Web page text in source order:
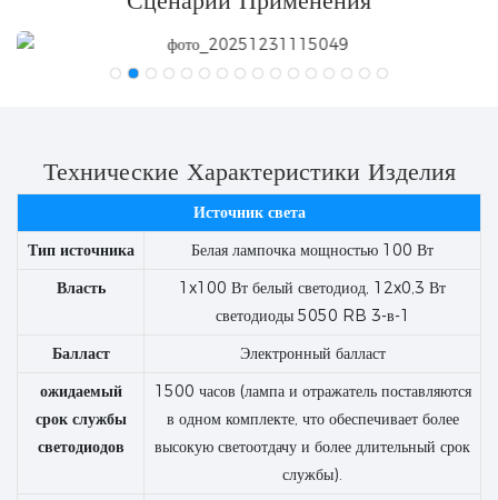
Технические Характеристики Изделия
Источник света
Тип источника
Белая лампочка мощностью 100 Вт
Власть
1x100 Вт белый светодиод, 12x0,3 Вт
светодиоды 5050 RB 3-в-1
Балласт
Электронный балласт
ожидаемый
срок службы
светодиодов
1500 часов (лампа и отражатель поставляются
в одном комплекте, что обеспечивает более
высокую светоотдачу и более длительный срок
службы).